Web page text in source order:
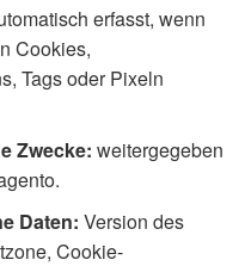
erfasst, wenn
Cookies,
Tags oder Pixeln
Zwecke: weitergegeben
Daten: Version des
Cookie-